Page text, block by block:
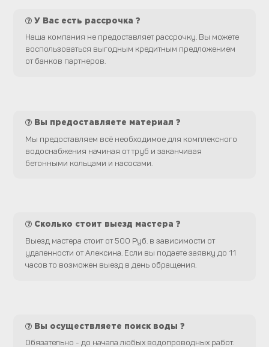
У Вас есть рассрочка ?
Наша компания не предоставляет рассрочку. Вы можете
воспользоваться выгодным кредитным предложением
от банков партнеров.
Вы предоставляете материал ?
Мы предоставляем всё необходимое для комплексного
водоснабжения начиная от труб и заканчивая
бетонными кольцами и насосами.
Сколько стоит выезд мастера ?
Выезд мастера стоит от 500 Руб. в зависимости от
удаленности от Алексина. Если вы подаете заявку до 11
часов то возможен выезд в день обращения.
Вы осуществляете поиск воды ?
Обязательно - до начала любых водопроводных работ.